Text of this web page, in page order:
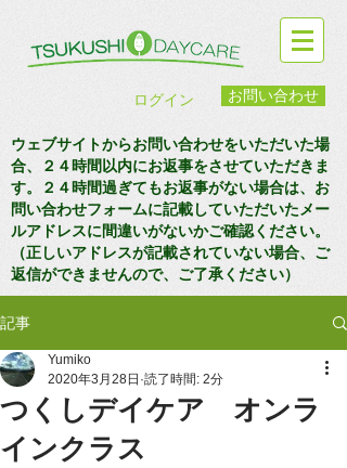
お問い合わせ
ログイン
ウェブサイトからお問い合わせをいただいた場
合、２４時間以内にお返事をさせていただきま
す。２４時間過ぎてもお返事がない場合は、お
問い合わせフォームに記載していただいたメー
ルアドレスに間違いがないかご確認ください。
（正しいアドレスが記載されていない場合、ご
返信ができませんので、ご了承ください）
記事
つくしデイケア オンラ
インクラス
Yumiko
2020年3月28日 読了時間: 2分